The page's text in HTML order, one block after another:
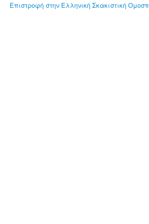
Επιστροφή στην Ελληνική Σκακιστική